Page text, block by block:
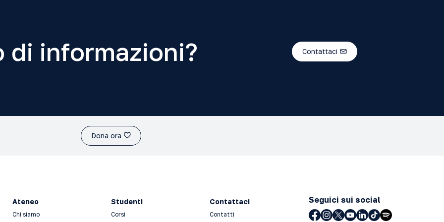
di informazioni? Contattaci
Dona ora
Ateneo
Chi siamo
Studenti
Corsi
Contattaci
Contatti
Seguici sui social